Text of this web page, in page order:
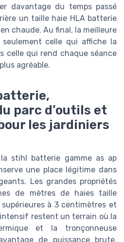
davantage du temps passé
un taille haie HLA batterie
chaude. Au final, la meilleure
seulement celle qui affiche la
celle qui rend chaque séance
agréable.
parc d’outils et
les jardiniers
stihl batterie gamme as ap
une place légitime dans
Les grandes propriétés
de mètres de haies taille
supérieures à 3 centimètres et
intensif restent un terrain où la
et la tronçonneuse
de puissance brute.